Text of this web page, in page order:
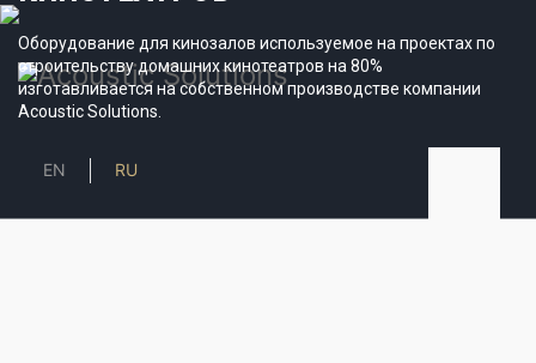
EN RU
Оборудование для кинозалов используемое на проектах по
строительству домашних кинотеатров на 80%
изготавливается на собственном производстве компании
Acoustic Solutions.